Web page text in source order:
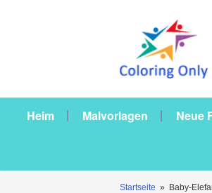
Heim Malvorlagen Neue
Startseite » Baby-